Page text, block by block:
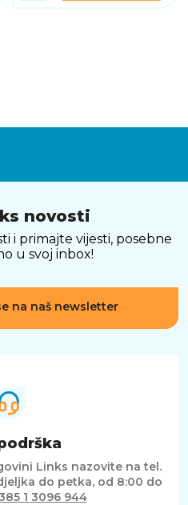
novosti
i primajte vijesti, posebne
u svoj inbox!
na naš newsletter
Links nazovite na tel.
do petka, od 8:00 do
1 3096 944